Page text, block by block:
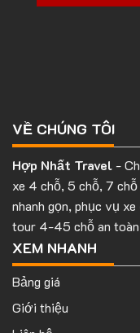
VỀ CHÚNG TÔI
Hợp Nhất Travel -
xe 4 chỗ, 5 chỗ, 7
nhanh gọn, phục vụ
tour 4-45 chỗ an
XEM NHANH
Bảng giá
Giới thiệu